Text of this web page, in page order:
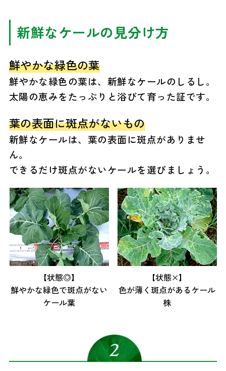
新鮮なケールの見分け方
鮮やかな緑色の葉
鮮やかな緑色の葉は、新鮮なケールのしるし。
太陽の恵みをたっぷりと浴びて育った証です。
葉の表面に斑点がないもの
新鮮なケールは、葉の表面に斑点がありませ
ん。
できるだけ斑点がないケールを選びましょう。
【状態◎】
鮮やかな緑色で斑点がない
ケール葉
【状態×】
色が薄く斑点があるケール
株